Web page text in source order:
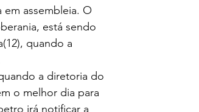
assembleia. O
está sendo
quando a
a diretoria do
o melhor dia para
irá notificar a